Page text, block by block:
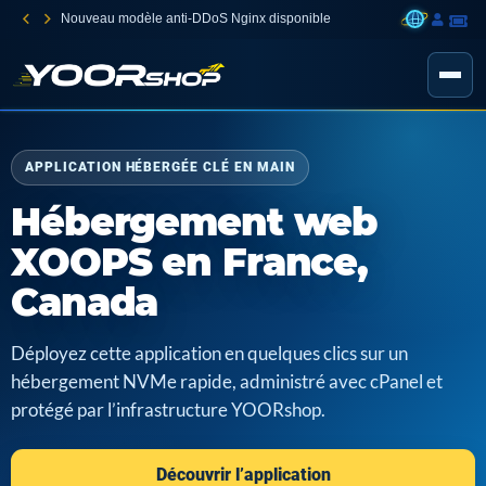
Nouveau modèle anti-DDoS Nginx disponible
APPLICATION HÉBERGÉE CLÉ EN MAIN
Hébergement web
XOOPS en France,
Canada
Déployez cette application en quelques clics sur un
hébergement NVMe rapide, administré avec cPanel et
protégé par l’infrastructure YOORshop.
Découvrir l’application